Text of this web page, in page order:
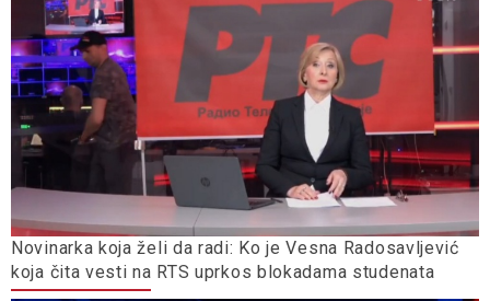
Novinarka koja želi da radi: Ko je Vesna Radosavljević
koja čita vesti na RTS uprkos blokadama studenata